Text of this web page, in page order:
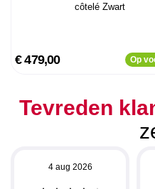
côtelé Zwart
€ 479,00 Op
Tevreden
4 aug 2026